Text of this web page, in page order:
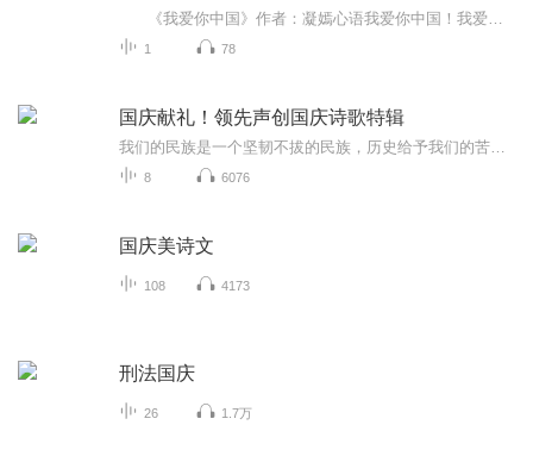
1 78
国庆献礼！领先声创国庆诗歌特辑
8 6076
国庆美诗文
108 4173
刑法国庆
26 1.7万